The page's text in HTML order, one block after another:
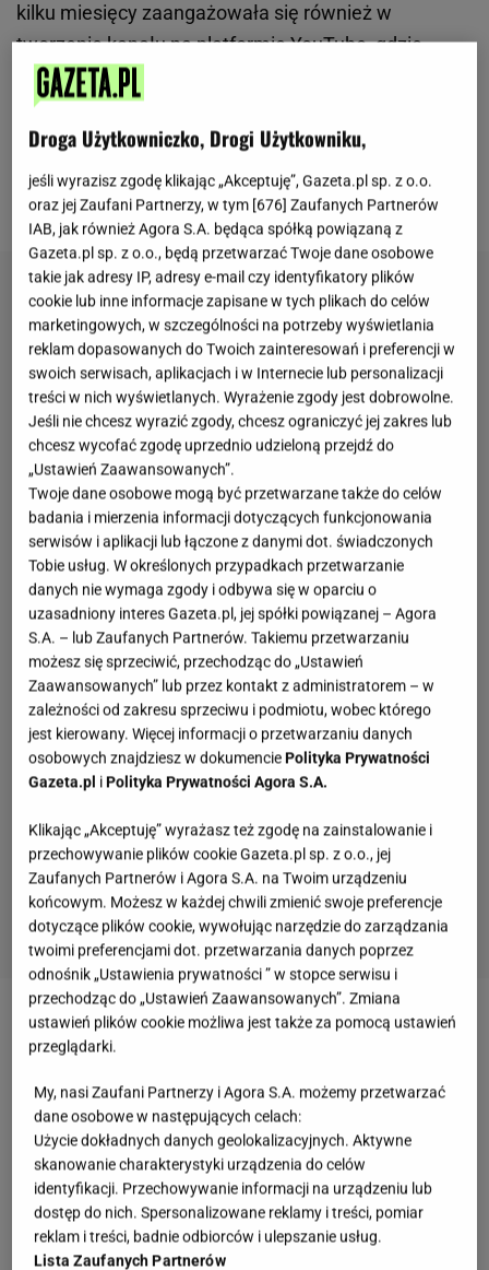
kilku miesięcy zaangażowała się również w
tworzenie kanału na platformie YouTube, gdzie
wrzuca opracowane przez siebie
rozmowie z magazynem
opowiedziała, w co powinni wyposażyć się miłośnicy
boksu; zarówno początkujący, jak i bardziej
zaawansowani.
Zobacz wideoGosia Gałkowska pokazuje swój
trening boksu
Chcesz trenować boks w domu? Oto lista
przydatnych akcesoriów
Michelle zapewnia, że poniższy ekwipunek sprawi,
że poczujesz się prawie jak na prawdziwej sali
Droga Użytkowniczko, Drogi Użytkowniku,
jeśli wyrazisz zgodę klikając „Akceptuję”, Gazeta.pl sp. z o.o.
oraz jej Zaufani Partnerzy, w tym [676] Zaufanych Partnerów
IAB, jak również Agora S.A. będąca spółką powiązaną z
Gazeta.pl sp. z o.o., będą przetwarzać Twoje dane osobowe
takie jak adresy IP, adresy e-mail czy identyfikatory plików
cookie lub inne informacje zapisane w tych plikach do celów
marketingowych, w szczególności na potrzeby wyświetlania
reklam dopasowanych do Twoich zainteresowań i preferencji w
swoich serwisach, aplikacjach i w Internecie lub personalizacji
treści w nich wyświetlanych. Wyrażenie zgody jest dobrowolne.
Jeśli nie chcesz wyrazić zgody, chcesz ograniczyć jej zakres lub
chcesz wycofać zgodę uprzednio udzieloną przejdź do
„Ustawień Zaawansowanych”.
Twoje dane osobowe mogą być przetwarzane także do celów
badania i mierzenia informacji dotyczących funkcjonowania
serwisów i aplikacji lub łączone z danymi dot. świadczonych
Tobie usług. W określonych przypadkach przetwarzanie
danych nie wymaga zgody i odbywa się w oparciu o
uzasadniony interes Gazeta.pl, jej spółki powiązanej – Agora
S.A. – lub Zaufanych Partnerów. Takiemu przetwarzaniu
możesz się sprzeciwić, przechodząc do „Ustawień
Zaawansowanych” lub przez kontakt z administratorem – w
zależności od zakresu sprzeciwu i podmiotu, wobec którego
jest kierowany. Więcej informacji o przetwarzaniu danych
osobowych znajdziesz w dokumenciePolityka Prywatności
Gazeta.pl iPolityka Prywatności Agora S.A.
Klikając „Akceptuję” wyrażasz też zgodę na zainstalowanie i
przechowywanie plików cookie Gazeta.pl sp. z o.o., jej
Zaufanych Partnerów i Agora S.A. na Twoim urządzeniu
końcowym. Możesz w każdej chwili zmienić swoje preferencje
dotyczące plików cookie, wywołując narzędzie do zarządzania
twoimi preferencjami dot. przetwarzania danych poprzez
odnośnik „Ustawienia prywatności ” w stopce serwisu i
przechodząc do „Ustawień Zaawansowanych”. Zmiana
ustawień plików cookie możliwa jest także za pomocą ustawień
przeglądarki.
My, nasi Zaufani Partnerzy i Agora S.A. możemy przetwarzać
dane osobowe w następujących celach:
Użycie dokładnych danych geolokalizacyjnych. Aktywne
skanowanie charakterystyki urządzenia do celów
identyfikacji. Przechowywanie informacji na urządzeniu lub
dostęp do nich. Spersonalizowane reklamy i treści, pomiar
reklam i treści, badnie odbiorców i ulepszanie usług.
Lista Zaufanych Partnerów